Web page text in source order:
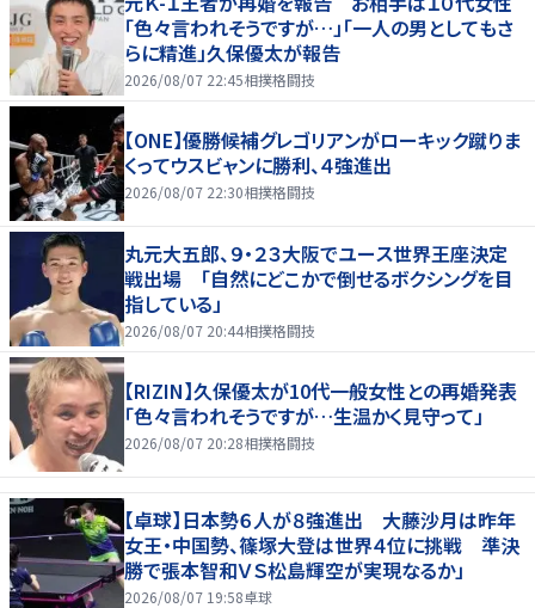
「色々言われそうですが…」「一人の男としてもさ
らに精進」久保優太が報告
2026/08/07 22:45相撲格闘技
【ONE】優勝候補グレゴリアンがローキック蹴りま
くってウスビャンに勝利、４強進出
2026/08/07 22:30相撲格闘技
丸元大五郎、９・２３大阪でユース世界王座決定
戦出場 「自然にどこかで倒せるボクシングを目
指している」
2026/08/07 20:44相撲格闘技
【RIZIN】久保優太が10代一般女性との再婚発表
「色々言われそうですが…生温かく見守って」
2026/08/07 20:28相撲格闘技
【卓球】日本勢６人が８強進出 大藤沙月は昨年
女王・中国勢、篠塚大登は世界４位に挑戦 準決
勝で張本智和ＶＳ松島輝空が実現なるか」
2026/08/07 19:58卓球